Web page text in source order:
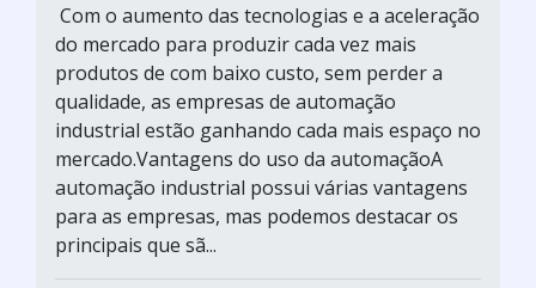
Com o aumento das tecnologias e a aceleração
do mercado para produzir cada vez mais
produtos de com baixo custo, sem perder a
qualidade, as empresas de automação
industrial estão ganhando cada mais espaço no
mercado.Vantagens do uso da automaçãoA
automação industrial possui várias vantagens
para as empresas, mas podemos destacar os
principais que sã...